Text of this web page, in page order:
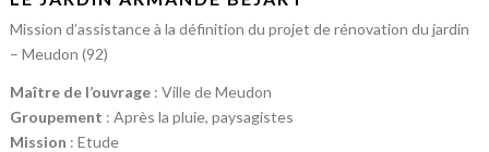
Mission d’assistance à la définition du projet de rénovation du jardin
– Meudon (92)
Maître de l’ouvrage: Ville de Meudon
Groupement : Après la pluie, paysagistes
Mission : Etude